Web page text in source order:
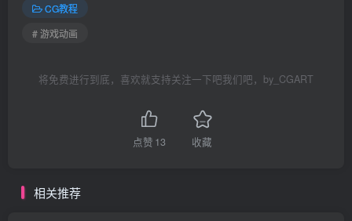
CG教程
# 游戏动画
将免费进行到底，喜欢就支持关注一下吧我们吧，by_CGART
点赞 13 收藏
相关推荐